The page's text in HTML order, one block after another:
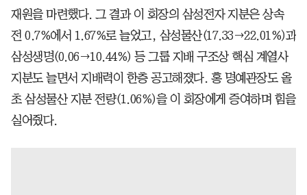
재원을 마련했다. 그 결과 이 회장의 삼성전자 지분은 상속
전 0.7%에서 1.67%로 늘었고, 삼성물산(17.33→22.01%)과
삼성생명(0.06→10.44%) 등 그룹 지배 구조상 핵심 계열사
지분도 늘면서 지배력이 한층 공고해졌다. 홍 명예관장도 올
초 삼성물산 지분 전량(1.06%)을 이 회장에게 증여하며 힘을
실어줬다.